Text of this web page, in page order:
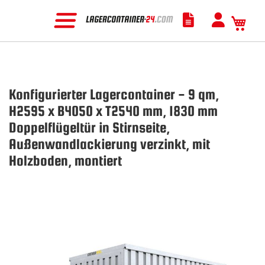
Konfigurierter Lagercontainer - 9 qm,
H2595 x B4050 x T2540 mm, 1830 mm
Doppelflügeltür in Stirnseite,
Außenwandlackierung verzinkt, mit
Holzboden, montiert